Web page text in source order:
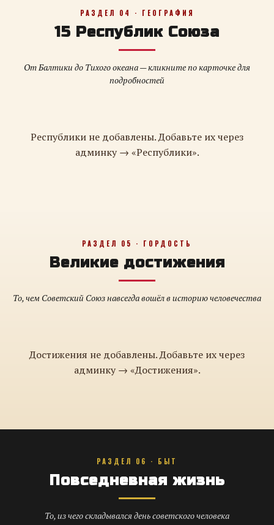
РАЗДЕЛ 04 · ГЕОГРАФИЯ
15 Республик Союза
От Балтики до Тихого океана — кликните по карточке для
подробностей
Республики не добавлены. Добавьте их через
админку → «Республики».
РАЗДЕЛ 05 · ГОРДОСТЬ
Великие достижения
То, чем Советский Союз навсегда вошёл в историю человечества
Достижения не добавлены. Добавьте их через
админку → «Достижения».
РАЗДЕЛ 06 · БЫТ
Повседневная жизнь
То, из чего складывался день советского человека